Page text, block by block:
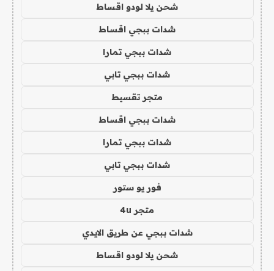
شحن يلا لودو اقساط
شدات ببجي اقساط
شدات ببجي تمارا
شدات ببجي تابي
متجر تقسيط
شدات ببجي اقساط
شدات ببجي تمارا
شدات ببجي تابي
فور يو ستور
متجر 4u
شدات ببجي عن طريق الايدي
شحن يلا لودو اقساط